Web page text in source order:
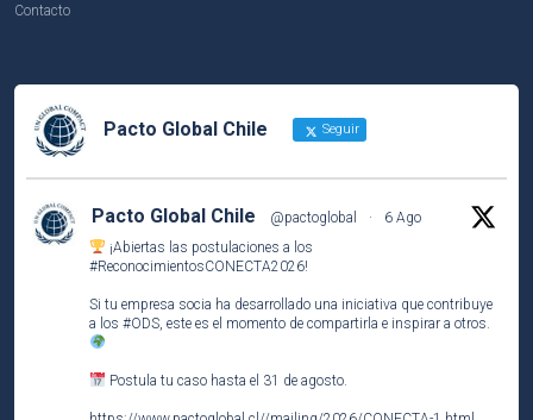
Contacto
Pacto Global Chile Seguir
Pacto Global Chile @pactoglobal ·
6 Ago
¡Abiertas las postulaciones a los
#ReconocimientosCONECTA2026!
Si tu empresa socia ha desarrollado una iniciativa que contribuye
a los #ODS , este es el momento de compartirla e inspirar a otros.
Postula tu caso hasta el 31 de agosto.